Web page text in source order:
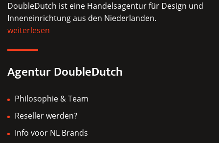
Optionen
können
gewählt
DoubleDutch ist eine Handelsagentur für Design und
Inneneinrichtung aus den Niederlanden.
weiterlesen
Agentur DoubleDutch
Philosophie & Team
Reseller werden?
Info voor NL Brands